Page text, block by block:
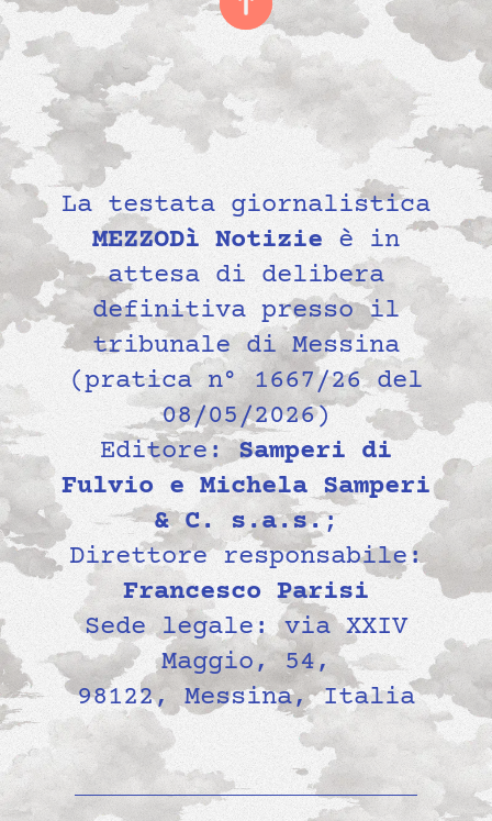
La testata giornalistica
MEZZODì Notizie è in
attesa di delibera
definitiva presso il
tribunale di Messina
(pratica n° 1667/26 del
08/05/2026)
Editore:Samperi di
Fulvio e Michela Samperi
& C. s.a.s.;
Direttore responsabile:
Francesco Parisi
Sede legale: via XXIV
Maggio, 54,
98122, Messina, Italia